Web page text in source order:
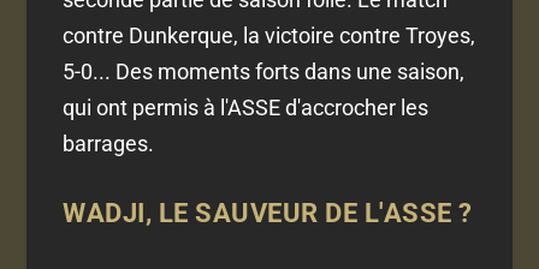
contre Dunkerque, la victoire contre Troyes,
5-0... Des moments forts dans une saison,
qui ont permis à l'ASSE d'accrocher les
barrages.
WADJI, LE SAUVEUR DE L'ASSE ?